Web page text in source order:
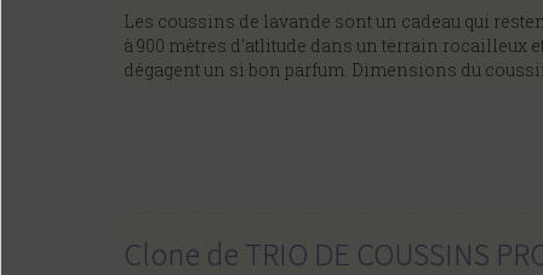
Les coussins de lavande sont un cadeau qui
à 900 mètres d'atlitude dans un terrain rocailleux
dégagent un si bon parfum. Dimensions du
Clone de TRIO DE COUSSINS